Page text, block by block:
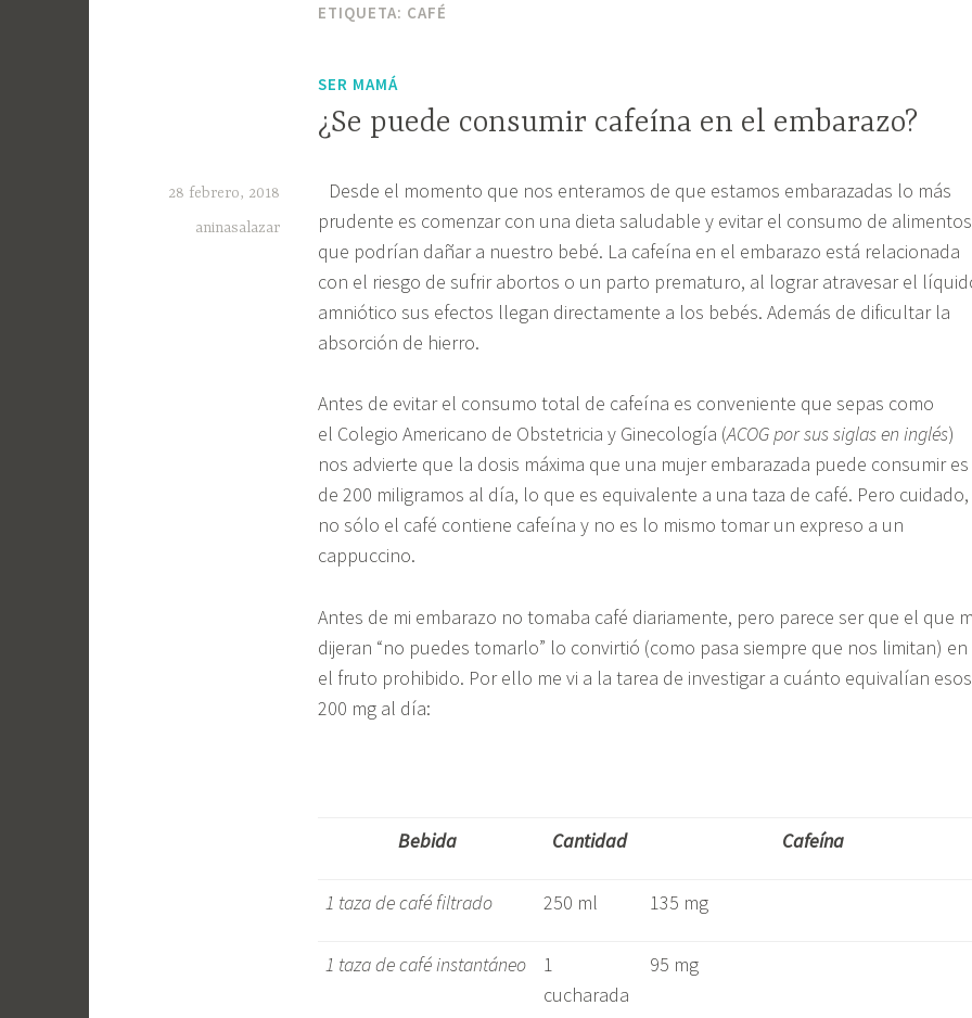
ETIQUETA: CAFÉ
SER MAMÁ
¿Se puede consumir cafeína en el embarazo?
28 febrero, 2018
aninasalazar
Desde el momento que nos enteramos de que estamos embarazadas lo más
prudente es comenzar con una dieta saludable y evitar el consumo de alimentos
que podrían dañar a nuestro bebé. La cafeína en el embarazo está relacionada
con el riesgo de sufrir abortos o un parto prematuro, al lograr atravesar el
amniótico sus efectos llegan directamente a los bebés. Además de dificultar la
absorción de hierro.
Antes de evitar el consumo total de cafeína es conveniente que sepas como
el Colegio Americano de Obstetricia y Ginecología (ACOG por sus siglas en inglés)
nos advierte que la dosis máxima que una mujer embarazada puede consumir es
de 200 miligramos al día, lo que es equivalente a una taza de café. Pero cuidado,
no sólo el café contiene cafeína y no es lo mismo tomar un expreso a un
cappuccino.
Antes de mi embarazo no tomaba café diariamente, pero parece ser que el que
dijeran “no puedes tomarlo” lo convirtió (como pasa siempre que nos limitan) en
el fruto prohibido. Por ello me vi a la tarea de investigar a cuánto equivalían esos
200 mg al día:
Bebida Cantidad Cafeína
1 taza de café filtrado 250 ml 135 mg
1 taza de café instantáneo
1
cucharada
95 mg